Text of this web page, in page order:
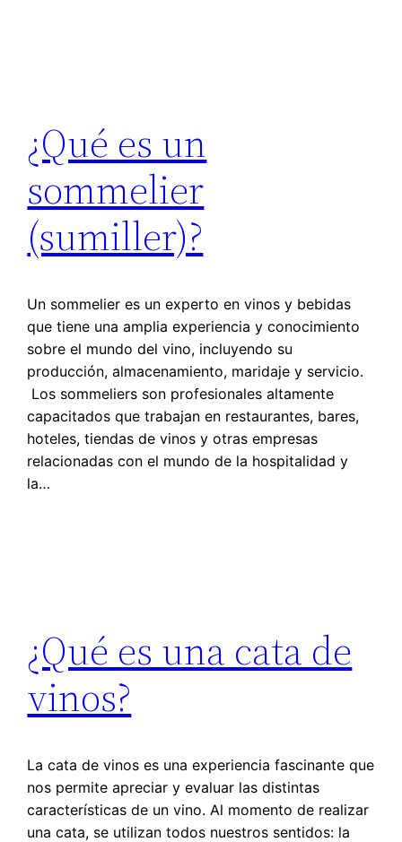
¿Qué es un
sommelier
(sumiller)?
Un sommelier es un experto en vinos y bebidas
que tiene una amplia experiencia y conocimiento
sobre el mundo del vino, incluyendo su
producción, almacenamiento, maridaje y servicio.
Los sommeliers son profesionales altamente
capacitados que trabajan en restaurantes, bares,
hoteles, tiendas de vinos y otras empresas
relacionadas con el mundo de la hospitalidad y
la…
¿Qué es una cata de
vinos?
La cata de vinos es una experiencia fascinante que
nos permite apreciar y evaluar las distintas
características de un vino. Al momento de realizar
una cata, se utilizan todos nuestros sentidos: la